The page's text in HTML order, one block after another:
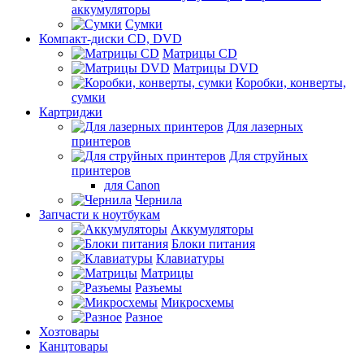
аккумуляторы
Сумки
Компакт-диски CD, DVD
Матрицы CD
Матрицы DVD
Коробки, конверты,
сумки
Картриджи
Для лазерных
принтеров
Для струйных
принтеров
для Canon
Чернила
Запчасти к ноутбукам
Аккумуляторы
Блоки питания
Клавиатуры
Матрицы
Разъемы
Микросхемы
Разное
Хозтовары
Канцтовары